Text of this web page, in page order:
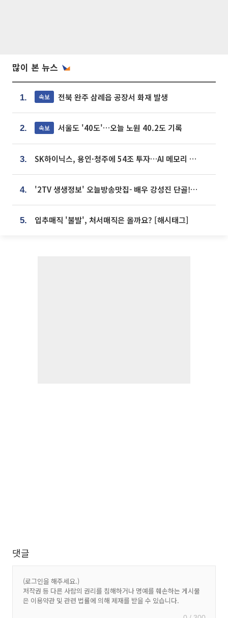
많이 본 뉴스
1. 속보 전북 완주 삼례읍 공장서 화재 발생
2. 속보 서울도 '40도'…오늘 노원 40.2도 기록
3. SK하이닉스, 용인·청주에 54조 투자…AI 메모리 생산기지 키운다
4. '2TV 생생정보' 오늘방송맛집- 배우 강성진 단골! 쌀국수ㆍ푸팟퐁 커리 맛집 '블○○○'
5. 입추매직 '불발', 처서매직은 올까요? [해시태그]
댓글